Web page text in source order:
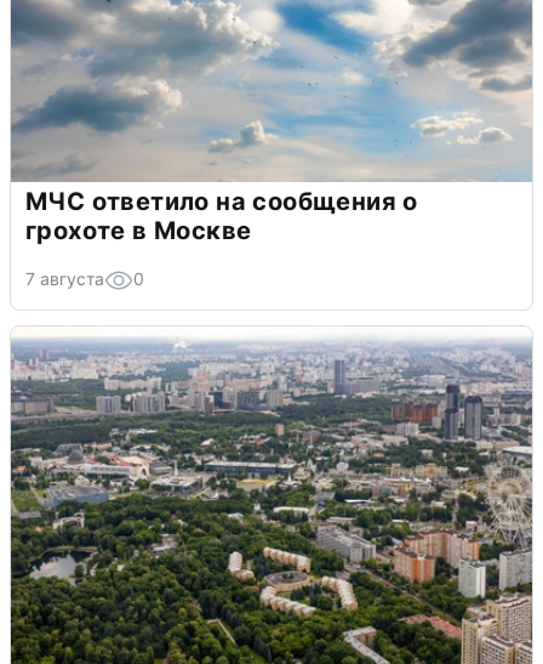
МЧС ответило на сообщения о
грохоте в Москве
7 августа 0